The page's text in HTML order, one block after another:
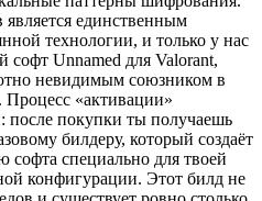
является единственным
технологии, и только у нас
Unnamed для Valorant,
невидимым союзником в
«активации»
после покупки ты получаешь
билдеру, который создаёт
софта специально для твоей
конфигурации. Этот билд не